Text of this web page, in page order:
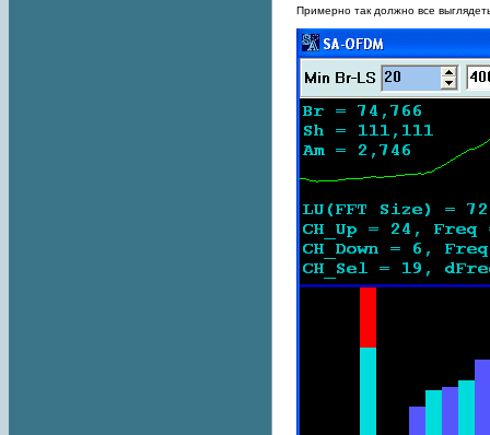
Примерно так должно все